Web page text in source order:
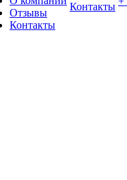
Отзывы
Контакты
Контакты